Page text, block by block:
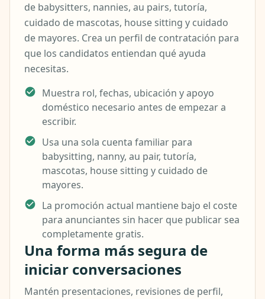
de babysitters, nannies, au pairs, tutoría,
cuidado de mascotas, house sitting y cuidado
de mayores. Crea un perfil de contratación para
que los candidatos entiendan qué ayuda
necesitas.
Muestra rol, fechas, ubicación y apoyo
doméstico necesario antes de empezar a
escribir.
Usa una sola cuenta familiar para
babysitting, nanny, au pair, tutoría,
mascotas, house sitting y cuidado de
mayores.
La promoción actual mantiene bajo el coste
para anunciantes sin hacer que publicar sea
completamente gratis.
Una forma más segura de
iniciar conversaciones
Mantén presentaciones, revisiones de perfil,